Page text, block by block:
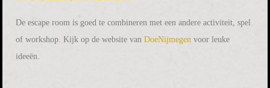
De escape room is goed te combineren met een andere activiteit, spel
of workshop. Kijk op de website vanDoeNijmegen voor leuke
ideeën.